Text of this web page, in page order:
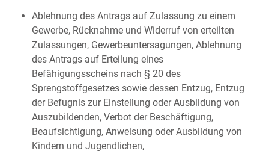
Ablehnung des Antrags auf Zulassung zu einem
Gewerbe, Rücknahme und Widerruf von erteilten
Zulassungen, Gewerbeuntersagungen, Ablehnung
des Antrags auf Erteilung eines
Befähigungsscheins nach § 20 des
Sprengstoffgesetzes sowie dessen Entzug, Entzug
der Befugnis zur Einstellung oder Ausbildung von
Auszubildenden, Verbot der Beschäftigung,
Beaufsichtigung, Anweisung oder Ausbildung von
Kindern und Jugendlichen,